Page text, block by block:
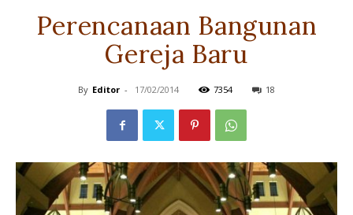
Perencanaan Bangunan
Gereja Baru
By Editor - 17/02/2014 7354 18